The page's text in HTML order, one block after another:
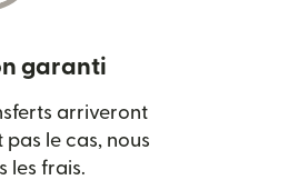
garanti
arriveront
pas le cas, nous
les frais.